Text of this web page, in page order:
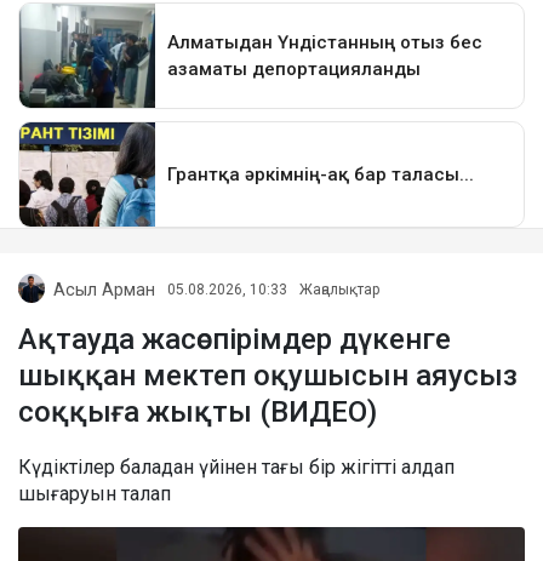
Асыл Арман 05.08.2026, 10:33 Жаңалықтар
Ақтауда жасөспірімдер дүкенге
шыққан мектеп оқушысын аяусыз
соққыға жықты (ВИДЕО)
Күдіктілер баладан үйінен тағы бір жігітті алдап
шығаруын талап